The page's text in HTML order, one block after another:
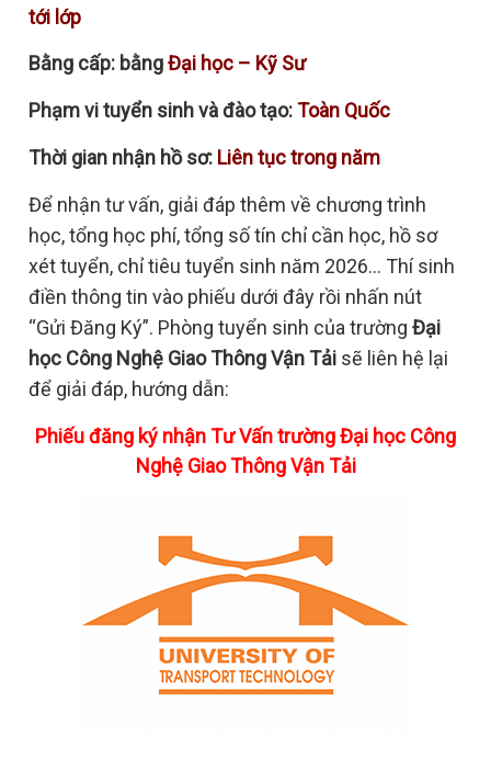
tới lớp
Bằng cấp: bằngĐại học – Kỹ Sư
Phạm vi tuyển sinh và đào tạo:Toàn Quốc
Thời gian nhận hồ sơ: Liên tục trong năm
Để nhận tư vấn, giải đáp thêm về chương trình
học, tổng học phí, tổng số tín chỉ cần học, hồ sơ
xét tuyển, chỉ tiêu tuyển sinh năm 2026… Thí sinh
điền thông tin vào phiếu dưới đây rồi nhấn nút
“Gửi Đăng Ký”. Phòng tuyển sinh của trườngĐại
học Công Nghệ Giao Thông Vận Tải sẽ liên hệ lại
để giải đáp, hướng dẫn:
Phiếu đăng ký nhận Tư Vấn trường Đại học Công
Nghệ Giao Thông Vận Tải